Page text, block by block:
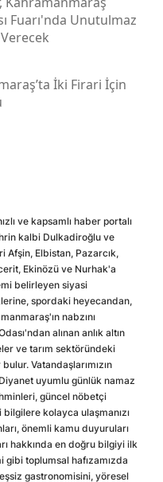
Fuarı'nda Unutulmaz
İki Firari İçin
ve kapsamlı haber portalı
kalbi Dulkadiroğlu ve
Afşin, Elbistan, Pazarcık,
Ekinözü ve Nurhak'a
belirleyen siyasi
spordaki heyecandan,
nabzını
alınan anlık altın
ve tarım sektöründeki
Vatandaşlarımızın
uyumlu günlük namaz
güncel nöbetçi
kolayca ulaşmanızı
önemli kamu duyuruları
hakkında en doğru bilgiyi ilk
toplumsal hafızamızda
gastronomisini, yöresel